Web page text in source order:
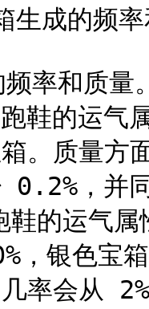
成的频率
鞋的运气
。质量方
0.2%，并
鞋的运气
，银色宝
率会从